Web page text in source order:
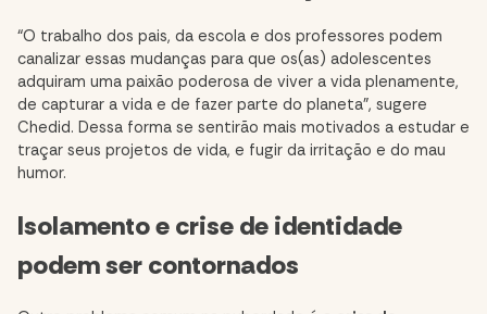
“O trabalho dos pais, da escola e dos professores podem
canalizar essas mudanças para que os(as) adolescentes
adquiram uma paixão poderosa de viver a vida plenamente,
de capturar a vida e de fazer parte do planeta”, sugere
Chedid. Dessa forma se sentirão mais motivados a estudar e
traçar seus projetos de vida, e fugir da irritação e do mau
humor.
Isolamento e crise de identidade
podem ser contornados